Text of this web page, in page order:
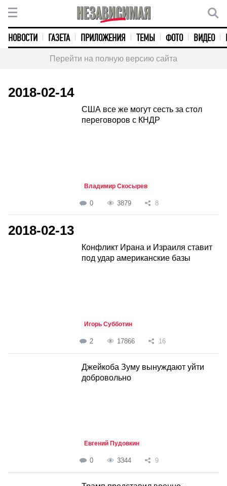
НОВОСТИ ГАЗЕТА ПРИЛОЖЕНИЯ ТЕМЫ ФОТО ВИДЕО
Перейти на полную версию сайта
2018-02-14
США все же могут сесть за стол
переговоров с КНДР
Владимир Скосырев
0 3879 8
2018-02-13
Конфликт Ирана и Израиля ставит
под удар американские базы
Игорь Субботин
2 17866 16
Джейкоба Зуму вынуждают уйти
добровольно
Евгений Пудовкин
0 3344 9